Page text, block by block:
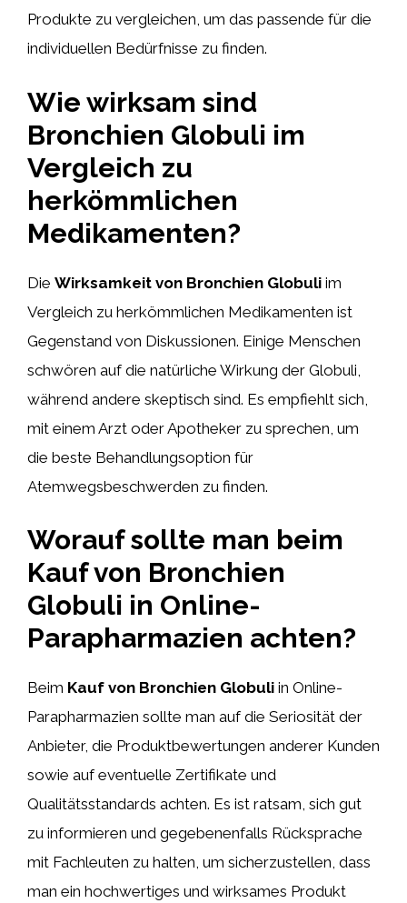
Produkte zu vergleichen, um das passende für die
individuellen Bedürfnisse zu finden.
Wie wirksam sind
Bronchien Globuli im
Vergleich zu
herkömmlichen
Medikamenten?
Die Wirksamkeit von Bronchien Globuli im
Vergleich zu herkömmlichen Medikamenten ist
Gegenstand von Diskussionen. Einige Menschen
schwören auf die natürliche Wirkung der Globuli,
während andere skeptisch sind. Es empfiehlt sich,
mit einem Arzt oder Apotheker zu sprechen, um
die beste Behandlungsoption für
Atemwegsbeschwerden zu finden.
Worauf sollte man beim
Kauf von Bronchien
Globuli in Online-
Parapharmazien achten?
Beim Kauf von Bronchien Globuli in Online-
Parapharmazien sollte man auf die Seriosität der
Anbieter, die Produktbewertungen anderer Kunden
sowie auf eventuelle Zertifikate und
Qualitätsstandards achten. Es ist ratsam, sich gut
zu informieren und gegebenenfalls Rücksprache
mit Fachleuten zu halten, um sicherzustellen, dass
man ein hochwertiges und wirksames Produkt